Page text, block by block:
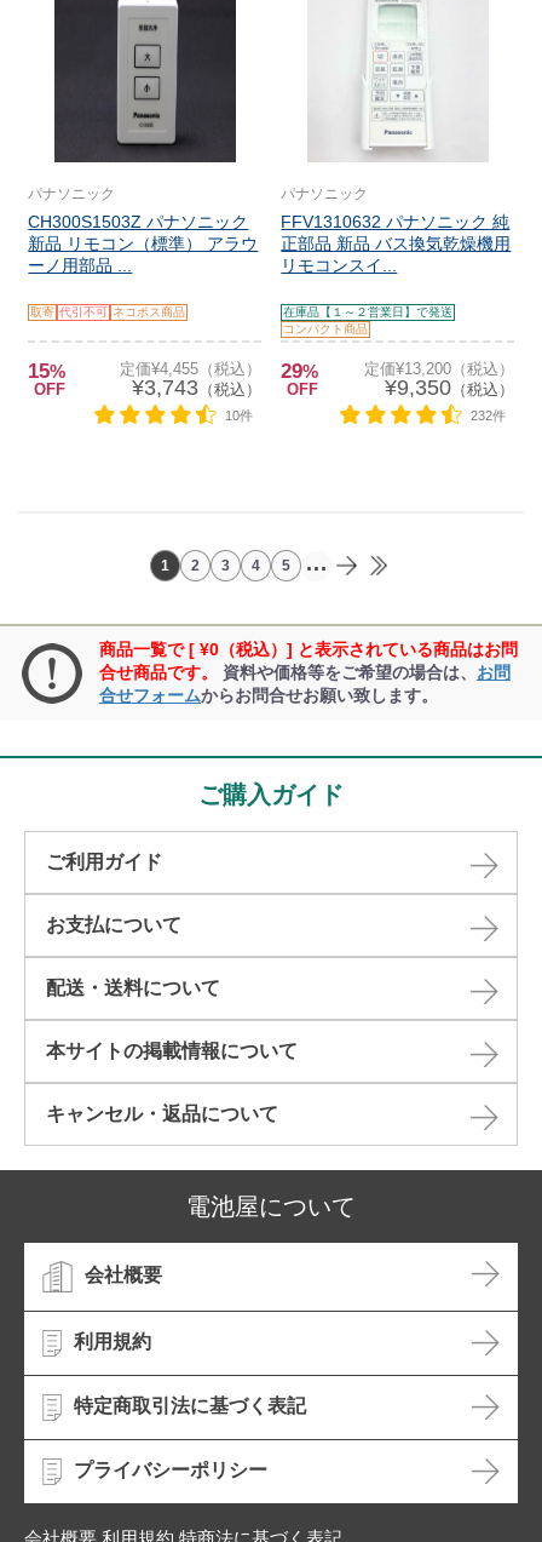
パナソニック
CH300S1503Z パナソニック
新品 リモコン（標準） アラウ
ーノ用部品 ...
取寄 代引不可 ネコポス商品
15%
OFF
定価¥4,455（税込）
¥3,743（税込）
10件
パナソニック
FFV1310632 パナソニック 純
正部品 新品 バス換気乾燥機用
リモコンスイ...
在庫品【１～２営業日】で発送
コンパクト商品
29%
OFF
定価¥13,200（税込）
¥9,350（税込）
232件
1 2 3 4 5 ...
商品一覧で [ ¥0（税込）] と表示されている商品はお問
合せ商品です。
資料や価格等をご希望の場合は、 お問
合せフォームからお問合せお願い致します。
ご購入ガイド
ご利用ガイド
お支払について
配送・送料について
本サイトの掲載情報について​
キャンセル・返品について​
電池屋について
会社概要
利用規約
特定商取引法に基づく表記
プライバシーポリシー